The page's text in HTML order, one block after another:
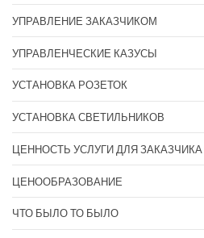
УПРАВЛЕНИЕ ЗАКАЗЧИКОМ
УПРАВЛЕНЧЕСКИЕ КАЗУСЫ
УСТАНОВКА РОЗЕТОК
УСТАНОВКА СВЕТИЛЬНИКОВ
ЦЕННОСТЬ УСЛУГИ ДЛЯ ЗАКАЗЧИКА
ЦЕНООБРАЗОВАНИЕ
ЧТО БЫЛО ТО БЫЛО